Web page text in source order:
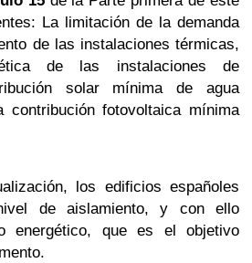
La limitación de la demanda
de las instalaciones térmicas,
de las instalaciones de
solar mínima de agua
fotovoltaica mínima
los edificios españoles
de aislamiento, y con ello
energético, que es el objetivo